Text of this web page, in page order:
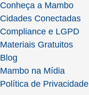
Conheça a Mambo
Cidades Conectadas
Compliance e LGPD
Materiais Gratuitos
Blog
Mambo na Mídia
Política de Privacidade